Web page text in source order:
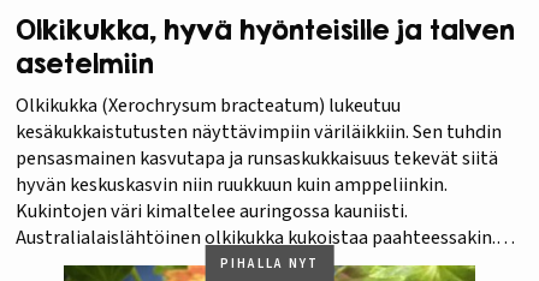
Olkikukka, hyvä hyönteisille ja talven
asetelmiin
Olkikukka (Xerochrysum bracteatum) lukeutuu
kesäkukkaistutusten näyttävimpiin väriläikkiin. Sen tuhdin
pensasmainen kasvutapa ja runsaskukkaisuus tekevät siitä
hyvän keskuskasvin niin ruukkuun kuin amppeliinkin.
Kukintojen väri kimaltelee auringossa kauniisti.
Australialaislähtöinen olkikukka kukoistaa paahteessakin.
Sen multa saa kuivahtaa kastelukertojen välillä. Kukinta
PIHALLA NYT